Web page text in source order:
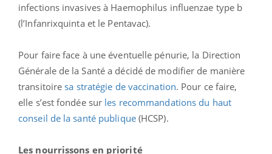
infections invasives à Haemophilus influenzae type b
(l’Infanrixquinta et le Pentavac).
Pour faire face à une éventuelle pénurie, la Direction
Générale de la Santé a décidé de modifier de manière
transitoire sa stratégie de vaccination. Pour ce faire,
elle s’est fondée sur les recommandations du haut
conseil de la santé publique(HCSP).
Les nourrissons en priorité